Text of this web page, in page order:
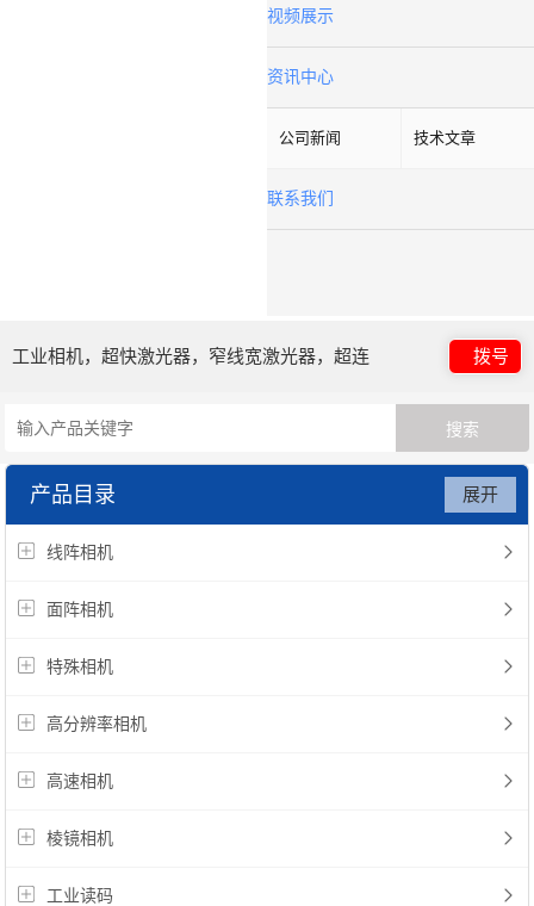
视频展示
资讯中心
公司新闻 技术文章
联系我们
工业相机，超快激光器，窄线宽激光器，超连
续谱光源，光子晶体光纤
拨号
产品目录
线阵相机
面阵相机
特殊相机
高分辨率相机
高速相机
棱镜相机
工业读码
展开